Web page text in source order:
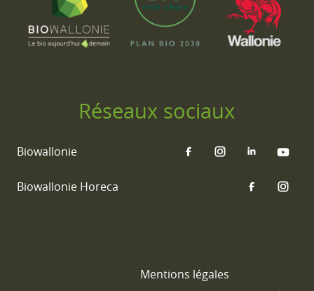
Réseaux sociaux
Biowallonie
Biowallonie Horeca
Mentions légales